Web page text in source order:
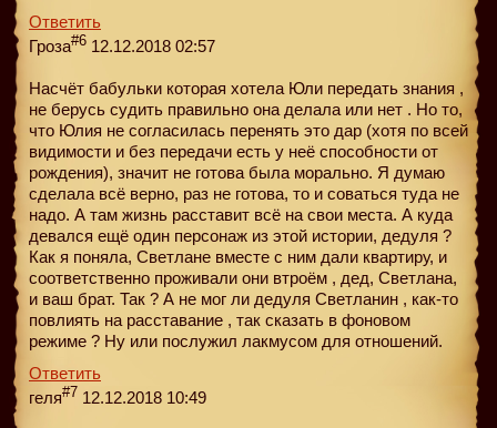
Ответить
Гроза#6 12.12.2018 02:57
Насчёт бабульки которая хотела Юли передать знания ,
не берусь судить правильно она делала или нет . Но то,
что Юлия не согласилась перенять это дар (хотя по всей
видимости и без передачи есть у неё способности от
рождения), значит не готова была морально. Я думаю
сделала всё верно, раз не готова, то и соваться туда не
надо. А там жизнь расставит всё на свои места. А куда
девался ещё один персонаж из этой истории, дедуля ?
Как я поняла, Светлане вместе с ним дали квартиру, и
соответственно проживали они втроём , дед, Светлана,
и ваш брат. Так ? А не мог ли дедуля Светланин , как-то
повлиять на расставание , так сказать в фоновом
режиме ? Ну или послужил лакмусом для отношений.
Ответить
геля#7 12.12.2018 10:49